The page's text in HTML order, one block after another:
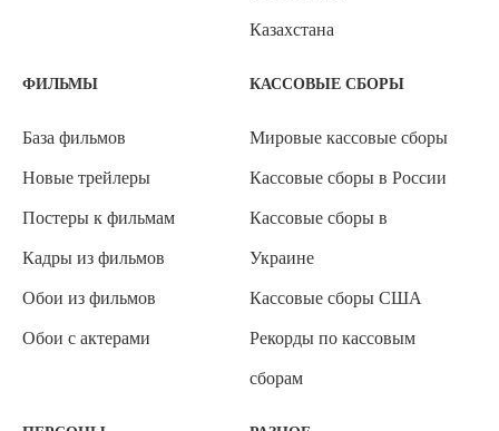
Казахстана
ФИЛЬМЫ
База фильмов
Новые трейлеры
Постеры к фильмам
Кадры из фильмов
Обои из фильмов
Обои с актерами
КАССОВЫЕ СБОРЫ
Мировые кассовые сборы
Кассовые сборы в России
Кассовые сборы в
Украине
Кассовые сборы США
Рекорды по кассовым
сборам